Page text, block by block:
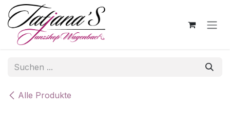
Zum Inhalt springen
Alle Produkte